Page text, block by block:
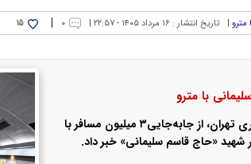
مترو | تاریخ انتشار : ۱۶ مرداد ۱۴۰۵ - ۲۲:۵۷ | ۰ |
15
با مترو
رییس مرکز ارتباطات و امور بین الملل شهرداری تهران، از جابه‌جایی٣ میلیون مسافر با
شهید «حاج قاسم سلیمانی» خبر داد.